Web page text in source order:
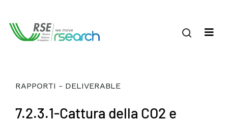
RAPPORTI - DELIVERABLE
7.2.3.1-Cattura della CO2 e